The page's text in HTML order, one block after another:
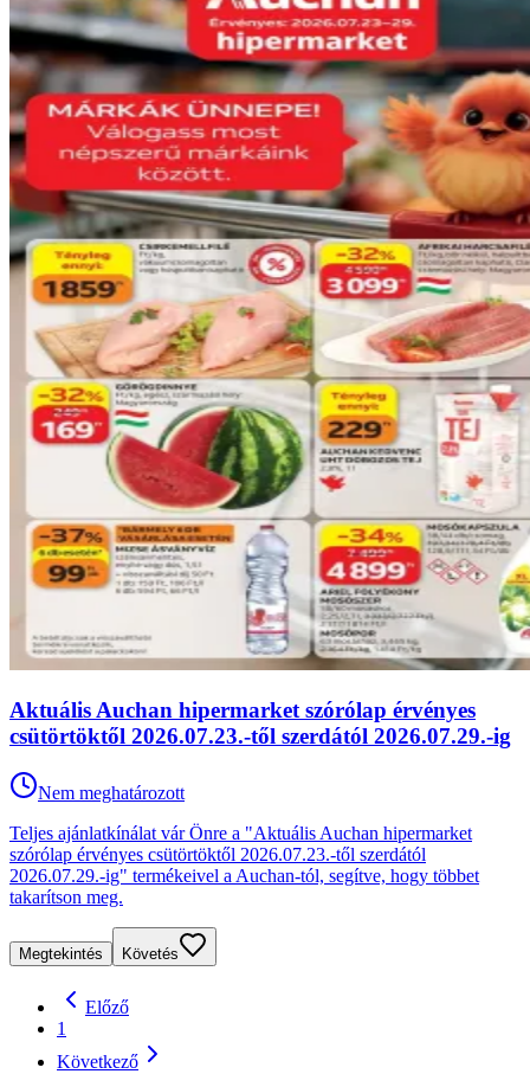
Aktuális Auchan hipermarket szórólap érvényes
csütörtöktől 2026.07.23.-től szerdától 2026.07.29.-ig
Nem meghatározott
Teljes ajánlatkínálat vár Önre a "Aktuális Auchan hipermarket
szórólap érvényes csütörtöktől 2026.07.23.-től szerdától
2026.07.29.-ig" termékeivel a Auchan-tól, segítve, hogy többet
takarítson meg.
Megtekintés Követés
Előző
1
Következő